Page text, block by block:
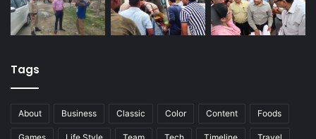
Tags
About Business Classic Color Content Foods